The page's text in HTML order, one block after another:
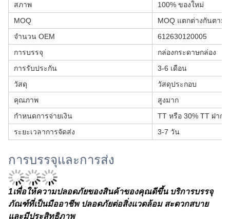
สภาพ
100% ของใหม่
MOQ
MOQ แตกต่างกันตาม
จํานวน OEM
612630120005
การบรรจุ
กล่องกระดาษกล่อง
การรับประกัน
3-6 เดือน
วัสดุ
วัสดุประกอบ
คุณภาพ
สูงมาก
กําหนดการจ่ายเงิน
TT หรือ 30% TT ฝาก
ระยะเวลาการจัดส่ง
3-7 วัน
การบรรจุและการส่ง
1เพื่อให้ความปลอดภัยของสินค้าของคุณดีขึ้น บริการบรรจุ
ภัณฑ์ที่เป็นมืออาชีพ ปลอดภัยต่อสิ่งแวดล้อม สะดวกสบาย
และมีประสิทธิภาพ